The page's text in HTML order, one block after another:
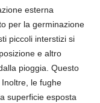
esterna
per la germinazione
piccoli interstizi si
e altro
pioggia. Questo
le fughe
superficie esposta